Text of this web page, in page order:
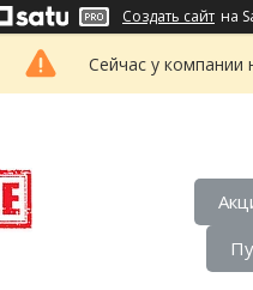
Создать сайт на
Сейчас у компании